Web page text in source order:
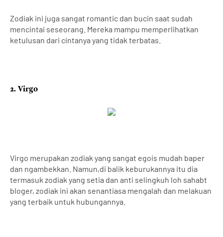
Zodiak ini juga sangat romantic dan bucin saat sudah
mencintai seseorang. Mereka mampu memperlihatkan
ketulusan dari cintanya yang tidak terbatas.
2. Virgo
Virgo merupakan zodiak yang sangat egois mudah baper
dan ngambekkan. Namun,di balik keburukannya itu dia
termasuk zodiak yang setia dan anti selingkuh loh sahabt
bloger, zodiak ini akan senantiasa mengalah dan melakuan
yang terbaik untuk hubungannya.